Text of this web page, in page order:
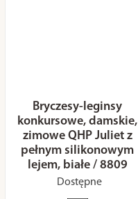
Bryczesy-leginsy
konkursowe, damskie,
zimowe QHP Juliet z
pełnym silikonowym
lejem, białe / 8809
Dostępne